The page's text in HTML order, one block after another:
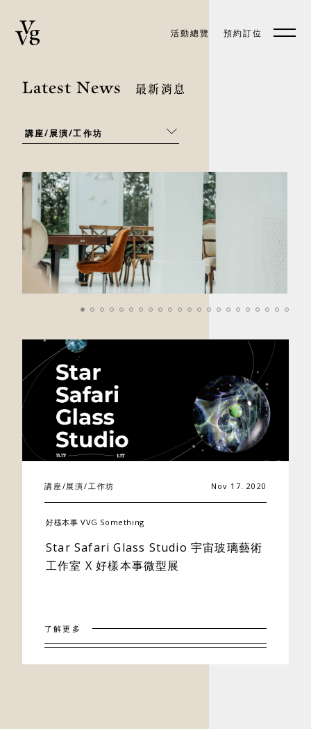
活動總覽 預約訂位
預約訂位 EN
關於好樣
Latest News 最新消息
講座/展演/工作坊 Nov 17. 2020
好樣本事 VVG Something
Star Safari Glass Studio 宇宙玻璃藝術
工作室 X 好樣本事微型展
了解更多